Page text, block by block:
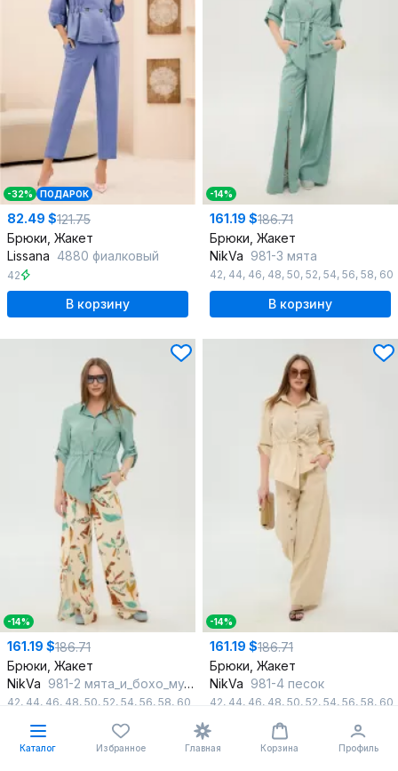
-32% ПОДАРОК
82.49 $121.75
Брюки, Жакет
Lissana 4880 фиалковый
42
В корзину
-14%
161.19 $186.71
Брюки, Жакет
NikVa 981-3 мята
42, 44, 46, 48, 50, 52, 54, 56, 58, 60
В корзину
-14%
161.19 $186.71
Брюки, Жакет
NikVa 981-2 мята_и_бохо_мультиколор
42, 44, 46, 48, 50, 52, 54, 56, 58, 60
В корзину
-14%
161.19 $186.71
Брюки, Жакет
NikVa 981-4 песок
42, 44, 46, 48, 50, 52, 54, 56, 58, 60
В корзину
Каталог Избранное Главная Корзина Профиль